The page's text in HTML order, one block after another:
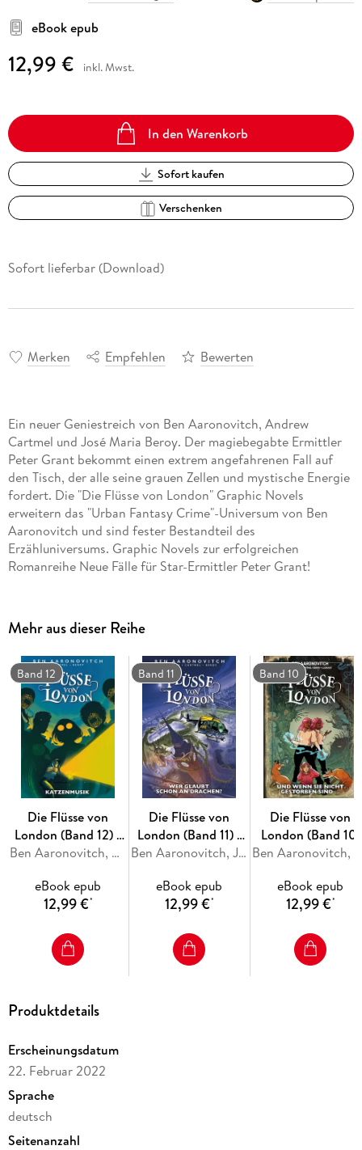
eBook epub
12,99 € inkl. Mwst.
In den Warenkorb
Sofort kaufen
Verschenken
Sofort lieferbar (Download)
Merken Empfehlen Bewerten
Ein neuer Geniestreich von Ben Aaronovitch, Andrew
Cartmel und José Maria Beroy. Der magiebegabte Ermittler
Peter Grant bekommt einen extrem angefahrenen Fall auf
den Tisch, der alle seine grauen Zellen und mystische Energie
fordert. Die "Die Flüsse von London" Graphic Novels
erweitern das "Urban Fantasy Crime"-Universum von Ben
Aaronovitch und sind fester Bestandteil des
Erzähluniversums. Graphic Novels zur erfolgreichen
Romanreihe Neue Fälle für Star-Ermittler Peter Grant!
Mehr aus dieser Reihe
Band 12
Die Flüsse von
London (Band 12) -
Katzenmusik Ben Aaronovitch, Andrew Cartmel
eBook epub
12,99 €*
Band 11
Die Flüsse von
London (Band 11) -
Wer glaubt schon an
Ben Aaronovitch, James Swallow
eBook epub
12,99 €*
Band 10
Die Flüsse von
London (Band 10)
eBook epub
12,99 €*
Produktdetails
Erscheinungsdatum
22. Februar 2022
Sprache
deutsch
Seitenanzahl